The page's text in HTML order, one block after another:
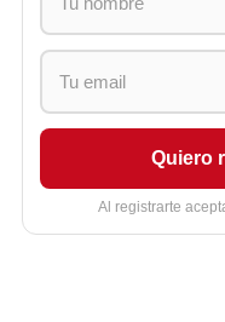
Quiero
Al registrarte